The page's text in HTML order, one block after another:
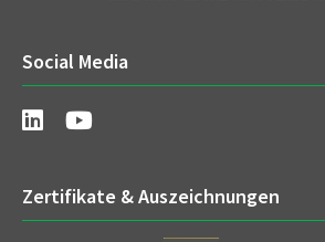
Social Media
Zertifikate & Auszeichnungen